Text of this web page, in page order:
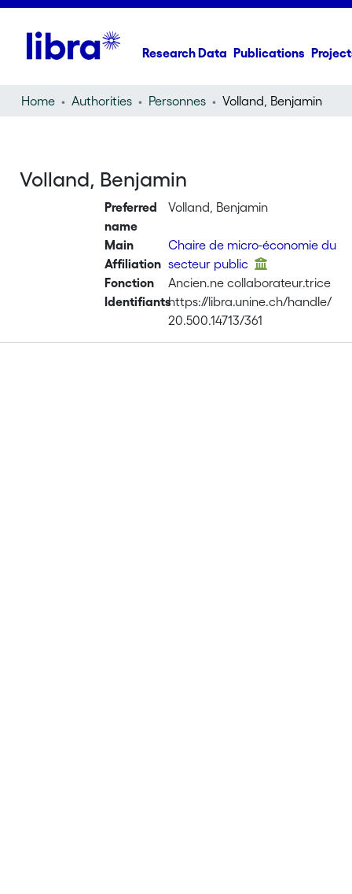
Research Data Publications
Home Authorities Personnes Volland, Benjamin
Volland, Benjamin
Preferred
name
Volland, Benjamin
Main
Affiliation
Chaire de micro-économie du
secteur public
Fonction
Ancien.ne collaborateur.trice
Identifiantshttps://libra.unine.ch/handle/
20.500.14713/361